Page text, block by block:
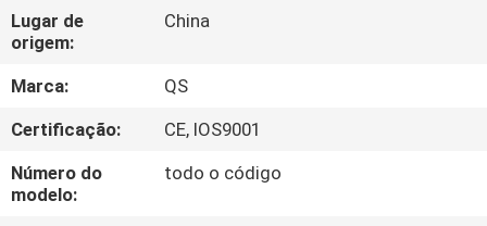
SOBRE
NÓS
EXCURSÃO
DA
FÁBRICA
Lugar de
origem:
China
Marca:
QS
Certificação:
CE, IOS9001
Número do
modelo:
todo o código